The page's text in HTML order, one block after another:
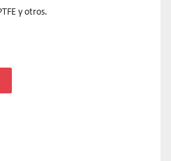
y otros.